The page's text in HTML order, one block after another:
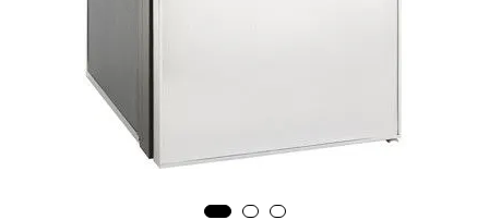
Fritid/Sikkerhet
Båtpleie/Opplag